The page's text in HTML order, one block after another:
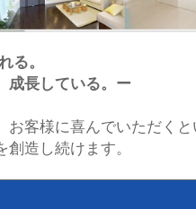
る。
ている。ー
お客様に喜んでいただく
造し続けます。